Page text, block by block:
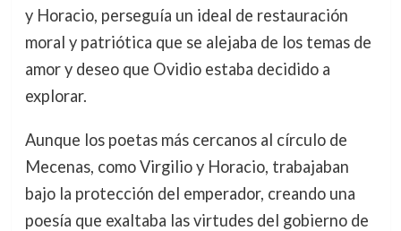
y Horacio, perseguía un ideal de restauración
moral y patriótica que se alejaba de los temas de
amor y deseo que Ovidio estaba decidido a
explorar.
Aunque los poetas más cercanos al círculo de
Mecenas, como Virgilio y Horacio, trabajaban
bajo la protección del emperador, creando una
poesía que exaltaba las virtudes del gobierno de